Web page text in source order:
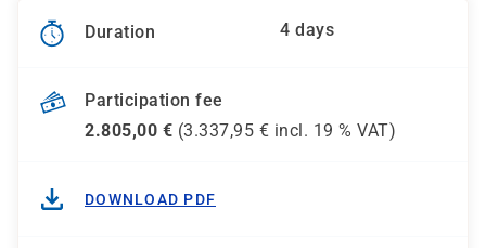
Duration 4 days
Participation fee
2.805,00 € (3.337,95 € incl. 19 % VAT)
DOWNLOAD PDF